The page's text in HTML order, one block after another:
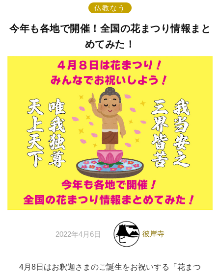
仏教なう
今年も各地で開催！全国の花まつり情報まと
めてみた！
2022年4月6日 彼岸寺
4月8日はお釈迦さまのご誕生をお祝いする「花まつ